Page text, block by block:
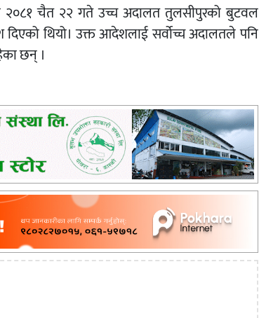
२०८१ चैत २२ गते उच्च अदालत तुलसीपुरको बुटवल
थियो। उक्त आदेशलाई सर्वोच्च अदालतले पनि
छन् ।